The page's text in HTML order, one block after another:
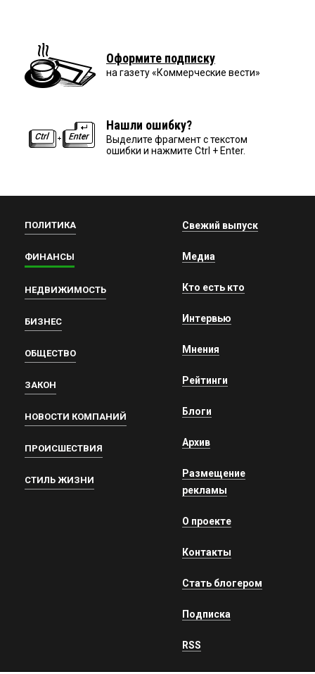
Оформите подписку
на газету «Коммерческие вести»
Нашли ошибку?
Выделите фрагмент с текстом
ошибки и нажмите Ctrl + Enter.
ПОЛИТИКА
ФИНАНСЫ
НЕДВИЖИМОСТЬ
БИЗНЕС
ОБЩЕСТВО
ЗАКОН
НОВОСТИ КОМПАНИЙ
ПРОИСШЕСТВИЯ
СТИЛЬ ЖИЗНИ
Свежий выпуск
Медиа
Кто есть кто
Интервью
Мнения
Рейтинги
Блоги
Архив
Размещение
рекламы
О проекте
Контакты
Стать блогером
Подписка
RSS